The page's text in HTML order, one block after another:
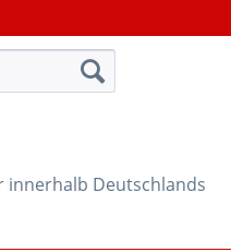
innerhalb Deutschlands